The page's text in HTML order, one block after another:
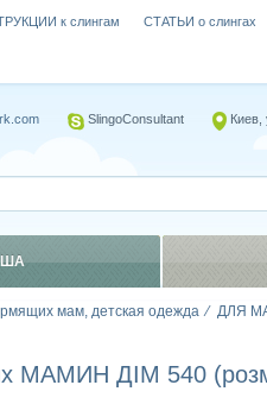
мам, детская одежда ДЛЯ
МАМИН ДІМ 540
к слингам СТАТЬИ о слингах
SlingoConsultant Киев,